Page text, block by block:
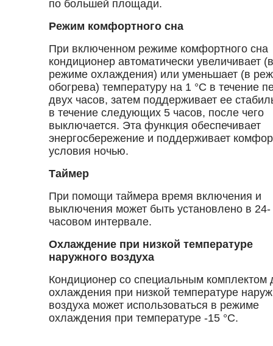
по большей площади.
Режим комфортного сна
При включенном режиме комфортного сна
кондиционер автоматически увеличивает (в
режиме охлаждения) или уменьшает (в
обогрева) температуру на 1 °С в течение
двух часов, затем поддерживает ее
в течение следующих 5 часов, после чего
выключается. Эта функция обеспечивает
энергосбережение и поддерживает
условия ночью.
Таймер
При помощи таймера время включения и
выключения может быть установлено в 24-
часовом интервале.
Охлаждение при низкой температуре
наружного воздуха
Кондиционер со специальным комплектом
охлаждения при низкой температуре
воздуха может использоваться в режиме
охлаждения при температуре -15 °С.